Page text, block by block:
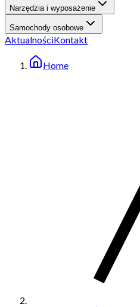
Narzędzia i wyposażenie
Samochody osobowe
AktualnościKontakt
Home